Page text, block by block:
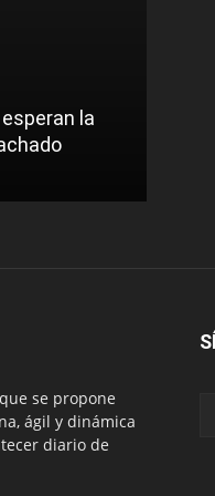
la
se propone
ágil y dinámica
diario de